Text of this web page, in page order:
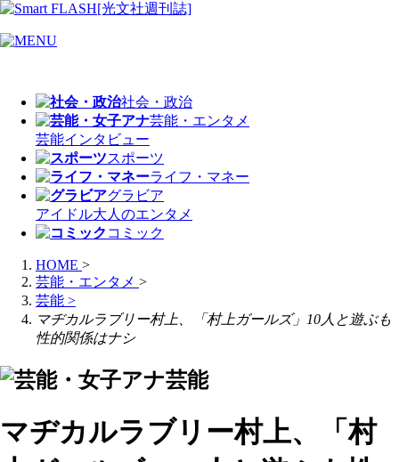
社会・政治
芸能・エンタメ
芸能インタビュー
スポーツ
ライフ・マネー
グラビア
アイドル大人のエンタメ
コミック
HOME >
芸能・エンタメ >
芸能 >
マヂカルラブリー村上、「村上ガールズ」10人と遊ぶも
性的関係はナシ
芸能
マヂカルラブリー村上、「村